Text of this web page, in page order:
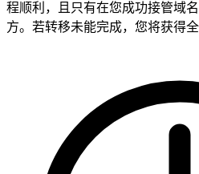
程顺利，且只有在您成功接管域
方。若转移未能完成，您将获得全